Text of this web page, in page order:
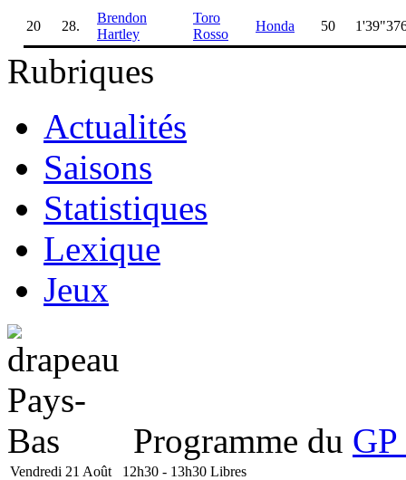
20 28.
Brendon
Hartley
Toro
Rosso
Honda 50
Rubriques
Actualités
Saisons
Statistiques
Lexique
Jeux
Programme du
Vendredi 21 Août 12h30 - 13h30 Libres